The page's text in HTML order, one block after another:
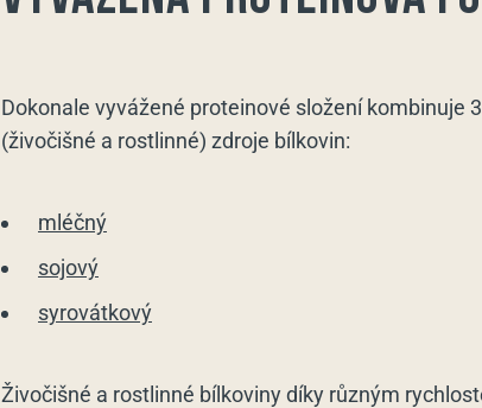
Dokonale vyvážené proteinové složení kombinuje
(živočišné a rostlinné) zdroje bílkovin:
mléčný
sojový
syrovátkový
Živočišné a rostlinné bílkoviny díky různým